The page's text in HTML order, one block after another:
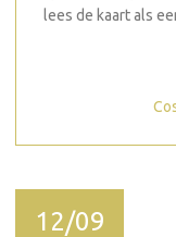
lees de kaart als
12/09